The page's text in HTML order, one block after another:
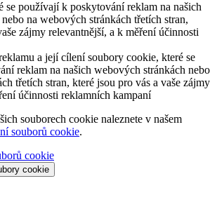
se používají k poskytování reklam na našich
na webových stránkách třetích stran,
zájmy relevantnější, a k měření účinnosti
a její cílenísoubory cookie, které se
reklam na našich webových stránkách nebo
třetích stran, které jsou pro vás a vaše zájmy
účinnosti reklamních kampaní
souborech cookie naleznete v našem
souborů cookie.
cookie
cookie